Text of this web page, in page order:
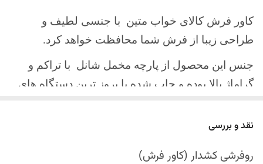
آینده
کاور فرش کالای خواب متین با جنسی لطیف و
طراحی زیبا از فرش شما محافظت خواهد کرد.
جنس این محصول از پارچه مخمل شانل با تراکم و
گراماژ بالا بوده و چاپ شده با بروز ترین دستگاه های
چهار گوشه این محصول با کش باکیفیت دوخته‌شده
نقد و بررسی
روفرشی کشدار (کاور فرش)